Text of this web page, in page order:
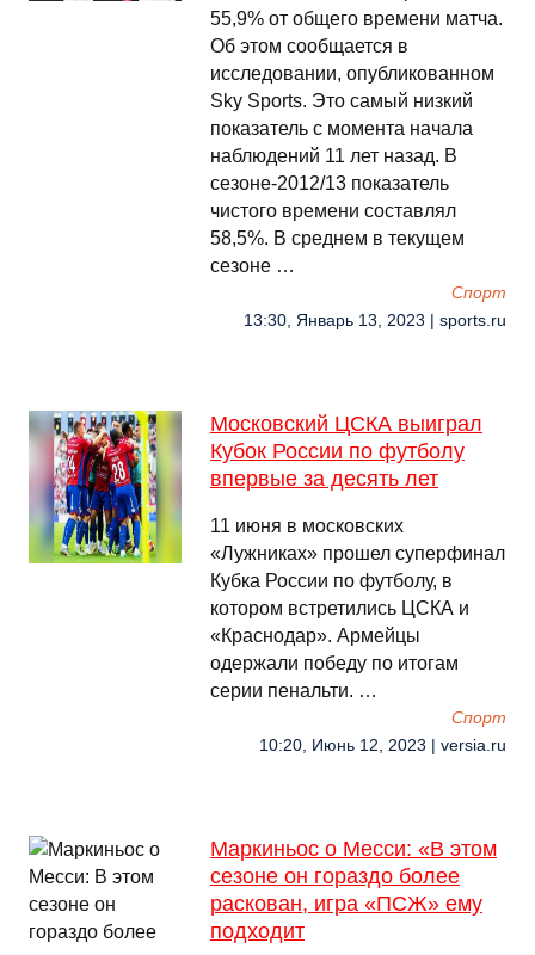
55,9% от общего времени матча.
Об этом сообщается в
исследовании, опубликованном
Sky Sports. Это самый низкий
показатель с момента начала
наблюдений 11 лет назад. В
сезоне-2012/13 показатель
чистого времени составлял
58,5%. В среднем в текущем
сезоне …
Спорт
13:30, Январь 13, 2023 | sports.ru
Московский ЦСКА выиграл
Кубок России по футболу
впервые за десять лет
11 июня в московских
«Лужниках» прошел суперфинал
Кубка России по футболу, в
котором встретились ЦСКА и
«Краснодар». Армейцы
одержали победу по итогам
серии пенальти. …
Спорт
10:20, Июнь 12, 2023 | versia.ru
Маркиньос о Месси: «В этом
сезоне он гораздо более
раскован, игра «ПСЖ» ему
подходит